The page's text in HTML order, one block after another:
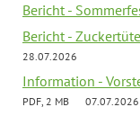
Bericht -
Bericht -
28.07.2026
Information -
PDF, 2 MB 07.07.2026